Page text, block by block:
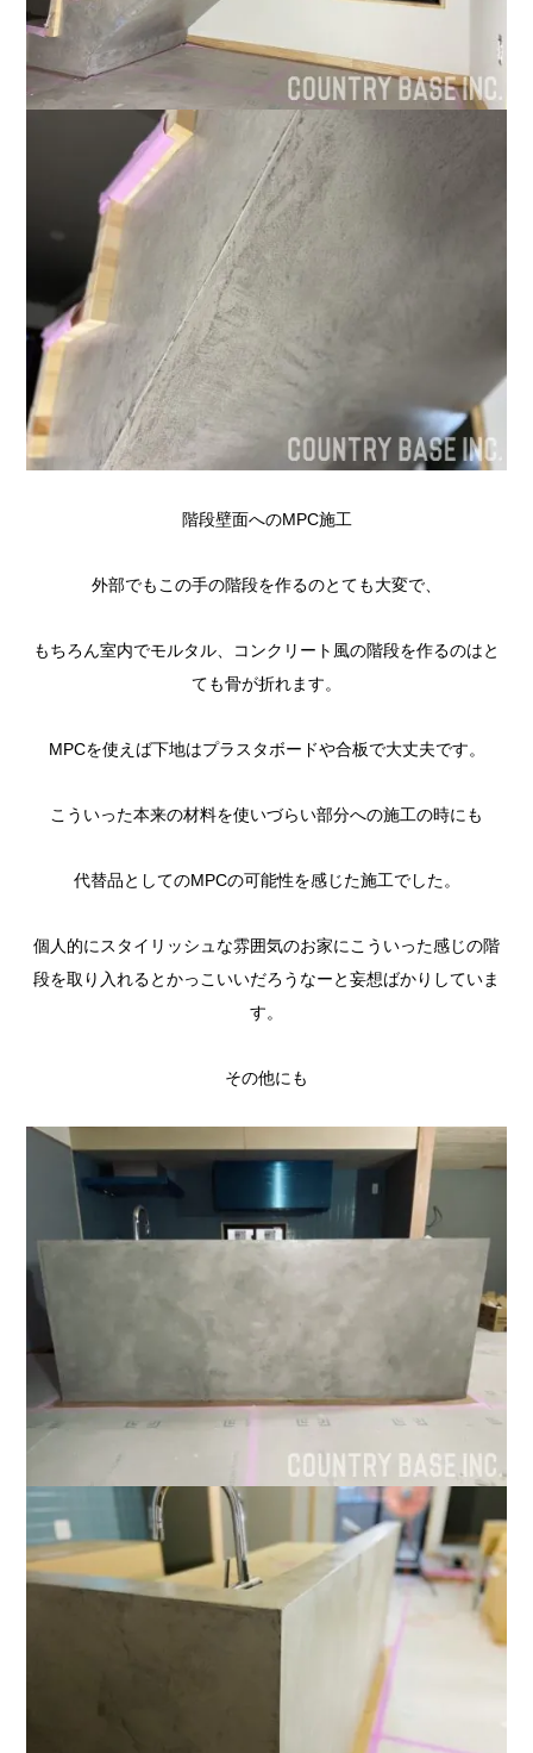
階段壁面へのMPC施工
外部でもこの手の階段を作るのとても大変で、
もちろん室内でモルタル、コンクリート風の階段を作るのはと
ても骨が折れます。
MPCを使えば下地はプラスタボードや合板で大丈夫です。
こういった本来の材料を使いづらい部分への施工の時にも
代替品としてのMPCの可能性を感じた施工でした。
個人的にスタイリッシュな雰囲気のお家にこういった感じの階
段を取り入れるとかっこいいだろうなーと妄想ばかりしていま
す。
その他にも